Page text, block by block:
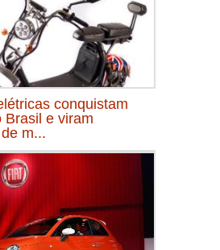
conquistam
Brasil e viram
m...